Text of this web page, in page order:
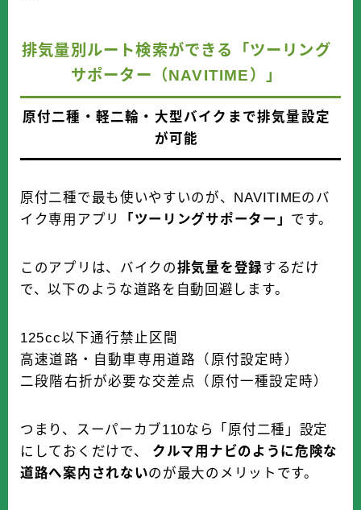
排気量別ルート検索ができる「ツーリング
サポーター（NAVITIME）」
原付二種・軽二輪・大型バイクまで排気量設定
が可能
原付二種で最も使いやすいのが、NAVITIMEのバ
イク専用アプリ
「ツーリングサポーター」 です。
このアプリは、バイクの排気量を登録するだけ
で、以下のような道路を自動回避します。
125cc以下通行禁止区間
高速道路・自動車専用道路（原付設定時）
二段階右折が必要な交差点（原付一種設定時）
つまり、スーパーカブ110なら「原付二種」設定
にしておくだけで、 クルマ用ナビのように危険な
道路へ案内されないのが最大のメリットです。